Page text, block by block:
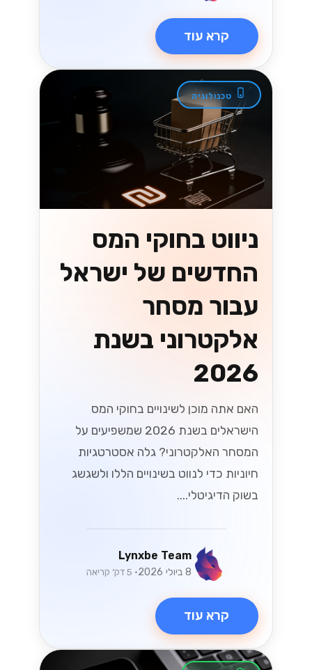
קרא עוד
טכנולוגיה
ניווט בחוקי המס
החדשים של ישראל
עבור מסחר
אלקטרוני בשנת
2026
האם אתה מוכן לשינויים בחוקי המס
הישראלים בשנת 2026 שמשפיעים על
המסחר האלקטרוני? גלה אסטרטגיות
חיוניות כדי לנווט בשינויים הללו ולשגשג
בשוק הדיגיטלי....
Lynxbe Team
8 ביולי 2026 • 5 דק׳ קריאה
קרא עוד